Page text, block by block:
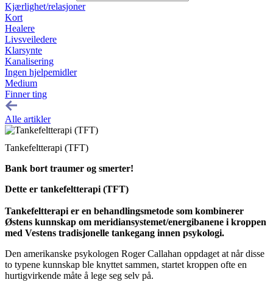
Kjærlighet/relasjoner
Kort
Healere
Livsveiledere
Klarsynte
Kanalisering
Ingen hjelpemidler
Medium
Finner ting
Alle artikler
Tankefeltterapi (TFT)
Bank bort traumer og smerter!
Dette er tankefeltterapi (TFT)
Tankefeltterapi er en behandlingsmetode som kombinerer
Østens kunnskap om meridiansystemet/energibanene i kroppen
med Vestens tradisjonelle tankegang innen psykologi.
Den amerikanske psykologen Roger Callahan oppdaget at når disse
to typene kunnskap ble knyttet sammen, startet kroppen ofte en
hurtigvirkende måte å lege seg selv på.